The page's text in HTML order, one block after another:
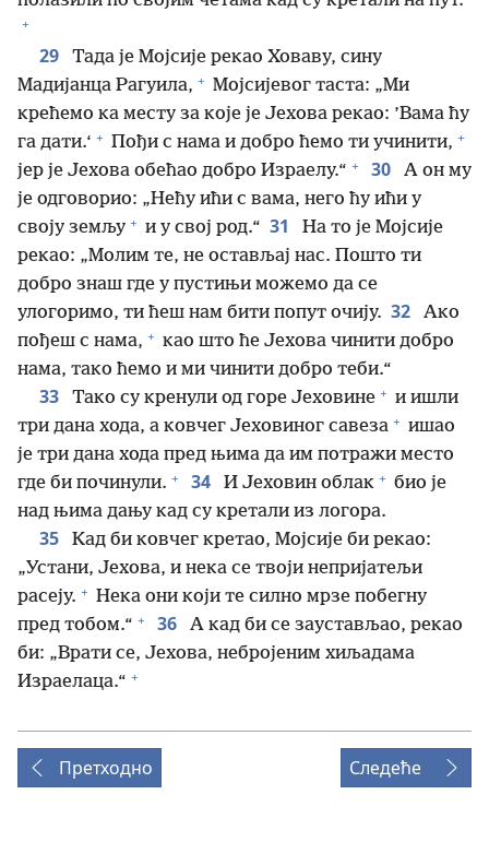
+
29
Тада је Мојсије рекао Ховаву, сину
Мадијанца Рагуила, + Мојсијевог таста: „Ми
крећемо ка месту за које је Јехова рекао: ’Вама ћу
га дати.‘ + Пођи с нама и добро ћемо ти учинити, +
јер је Јехова обећао добро Израелу.“ + 30
А он му
је одговорио: „Нећу ићи с вама, него ћу ићи у
своју земљу + и у свој род.“ 31
На то је Мојсије
рекао: „Молим те, не остављај нас. Пошто ти
добро знаш где у пустињи можемо да се
улогоримо, ти ћеш нам бити попут очију. 32
Ако
пођеш с нама, + као што ће Јехова чинити добро
нама, тако ћемо и ми чинити добро теби.“
33 Тако су кренули од горе Јеховине + и ишли
три дана хода, а ковчег Јеховиног савеза + ишао
је три дана хода пред њима да им потражи место
где би починули. + 34 И Јеховин облак + био је
над њима дању кад су кретали из логора.
35
Кад би ковчег кретао, Мојсије би рекао:
„Устани, Јехова, и нека се твоји непријатељи
расеју. + Нека они који те силно мрзе побегну
пред тобом.“ + 36
А кад би се заустављао, рекао
би: „Врати се, Јехова, небројеним хиљадама
Израелаца.“ +
Претходно Следеће